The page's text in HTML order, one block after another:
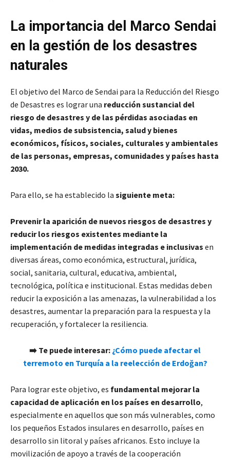
La importancia del Marco Sendai
en la gestión de los desastres
naturales
El objetivo del Marco de Sendai para la Reducción del Riesgo
de Desastres es lograr una reducción sustancial del
riesgo de desastres y de las pérdidas asociadas en
vidas, medios de subsistencia, salud y bienes
económicos, físicos, sociales, culturales y ambientales
de las personas, empresas, comunidades y países hasta
2030.
Para ello, se ha establecido la siguiente meta:
Prevenir la aparición de nuevos riesgos de desastres y
reducir los riesgos existentes mediante la
implementación de medidas integradas e inclusivas en
diversas áreas, como económica, estructural, jurídica,
social, sanitaria, cultural, educativa, ambiental,
tecnológica, política e institucional. Estas medidas deben
reducir la exposición a las amenazas, la vulnerabilidad a los
desastres, aumentar la preparación para la respuesta y la
recuperación, y fortalecer la resiliencia.
➡️ Te puede interesar: ¿Cómo puede afectar el
terremoto en Turquía a la reelección de Erdoğan?
Para lograr este objetivo, es fundamental mejorar la
capacidad de aplicación en los países en desarrollo,
especialmente en aquellos que son más vulnerables, como
los pequeños Estados insulares en desarrollo, países en
desarrollo sin litoral y países africanos. Esto incluye la
movilización de apoyo a través de la cooperación